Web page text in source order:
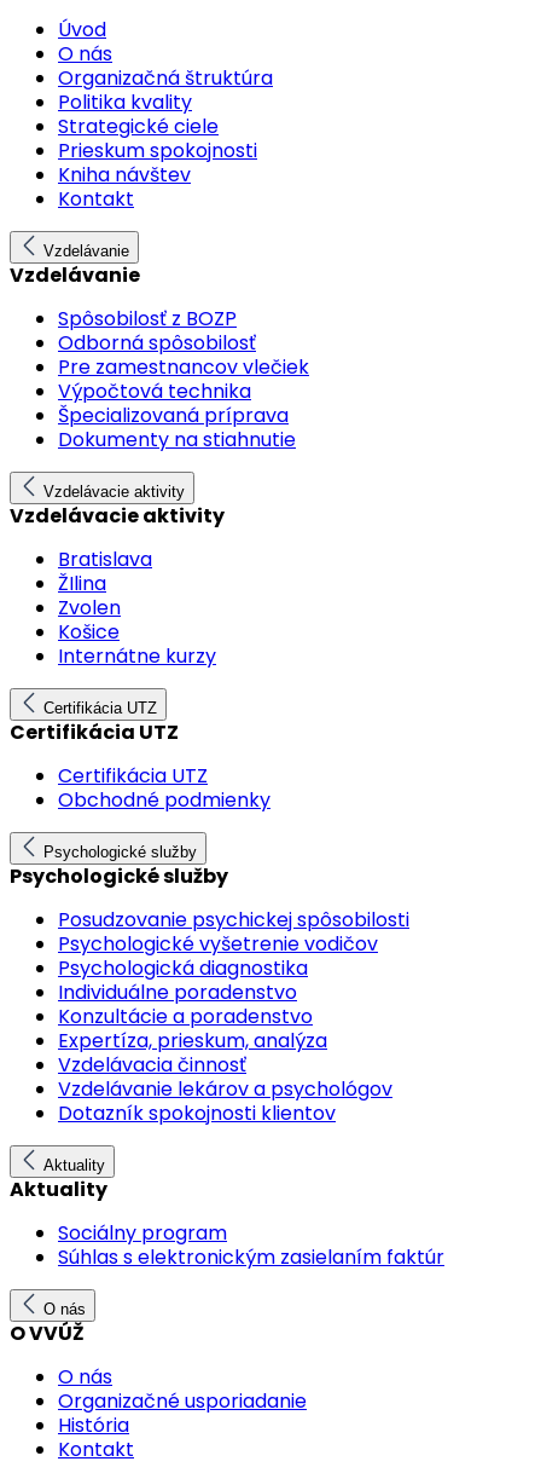
Úvod
O nás
Organizačná štruktúra
Politika kvality
Strategické ciele
Prieskum spokojnosti
Kniha návštev
Kontakt
Vzdelávanie
Vzdelávanie
Spôsobilosť z BOZP
Odborná spôsobilosť
Pre zamestnancov vlečiek
Výpočtová technika
Špecializovaná príprava
Dokumenty na stiahnutie
Vzdelávacie aktivity
Vzdelávacie aktivity
Bratislava
ŽIlina
Zvolen
Košice
Internátne kurzy
Certifikácia UTZ
Certifikácia UTZ
Certifikácia UTZ
Obchodné podmienky
Psychologické služby
Psychologické služby
Posudzovanie psychickej spôsobilosti
Psychologické vyšetrenie vodičov
Psychologická diagnostika
Individuálne poradenstvo
Konzultácie a poradenstvo
Expertíza, prieskum, analýza
Vzdelávacia činnosť
Vzdelávanie lekárov a psychológov
Dotazník spokojnosti klientov
Aktuality
Aktuality
Sociálny program
Súhlas s elektronickým zasielaním faktúr
O nás
O VVÚŽ
O nás
Organizačné usporiadanie
História
Kontakt